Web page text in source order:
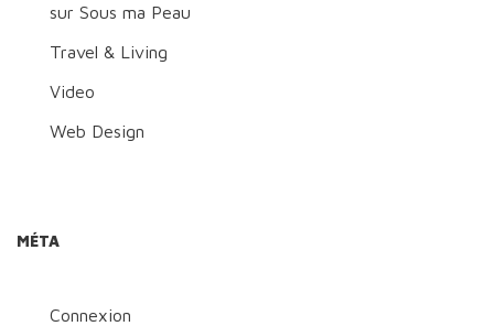
sur Sous ma Peau
Travel & Living
Video
Web Design
MÉTA
Connexion